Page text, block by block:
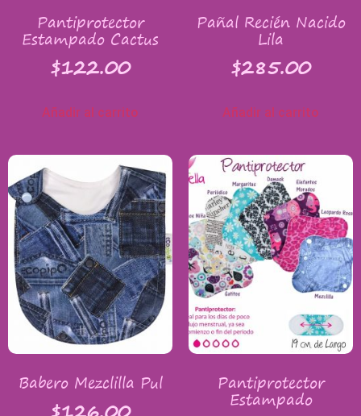
Pantiprotector
Estampado Cactus
$122.00
Añadir al carrito
Pañal Recién Nacido
Lila
$285.00
Añadir al carrito
Babero Mezclilla Pul Pantiprotector
Estampado